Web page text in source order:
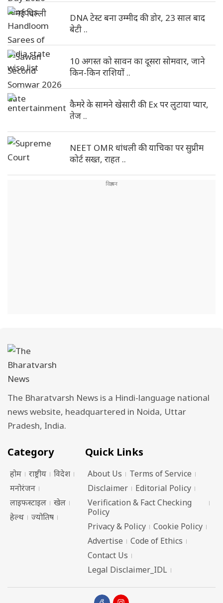
DNA टेस्ट बना उम्मीद की डोर, 23 साल बाद
बेटी ..
10 अगस्त को सावन का दूसरा सोमवार, जाने
किन-किन राशियों ..
कैमरे के सामने खेसारी की Ex पर लुटाया प्यार,
तेज ..
NEET OMR धांधली की याचिका पर सुप्रीम
कोर्ट सख्त, राहत ..
The Bharatvarsh News is a Hindi-language national
news website, headquartered in Noida, Uttar
Pradesh, India.
Category
होम राष्ट्रीय
विदेश
मनोरंजन
लाइफस्टाइल
खेल
हेल्थ
ज्योतिष
Quick Links
About Us
Terms of Service
Disclaimer
Editorial Policy
Verification & Fact Checking
Policy
Privacy & Policy
Cookie Policy
Advertise
Code of Ethics
Contact Us
Legal Disclaimer_IDL